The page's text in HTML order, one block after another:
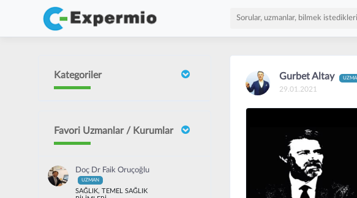
Kategoriler
Favori Uzmanlar / Kurumlar
Doç Dr Faik Oruçoğlu
UZMAN
SAĞLIK, TEMEL SAĞLIK
Gurbet Altay
29.01.2021